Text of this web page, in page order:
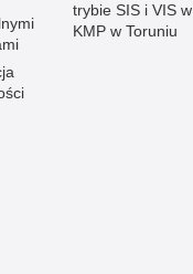
trybie SIS i VIS w
KMP w Toruniu